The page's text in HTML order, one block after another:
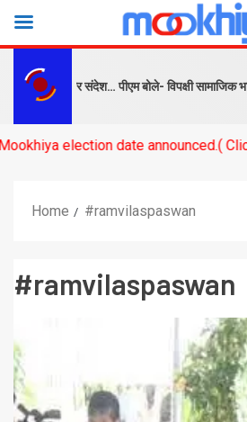
को सबक और संदेश… पीएम बोले- विपक्षी सामाजिक भाव
election date announced.( Click Here
Home #ramvilaspaswan
#ramvilaspaswan